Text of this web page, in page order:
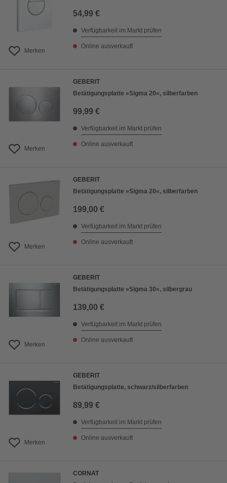
Merken
54,99 €
Verfügbarkeit im Markt prüfen
Online ausverkauft
Merken
GEBERIT
Betätigungsplatte »Sigma 20«, silberfarben
99,99 €
Verfügbarkeit im Markt prüfen
Online ausverkauft
Merken
GEBERIT
Betätigungsplatte »Sigma 20«, silberfarben
199,00 €
Verfügbarkeit im Markt prüfen
Online ausverkauft
Merken
GEBERIT
Betätigungsplatte »Sigma 30«, silbergrau
139,00 €
Verfügbarkeit im Markt prüfen
Online ausverkauft
Merken
GEBERIT
Betätigungsplatte, schwarz/silberfarben
89,99 €
Verfügbarkeit im Markt prüfen
Online ausverkauft
CORNAT